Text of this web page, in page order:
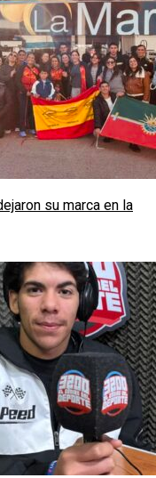
su marca en la